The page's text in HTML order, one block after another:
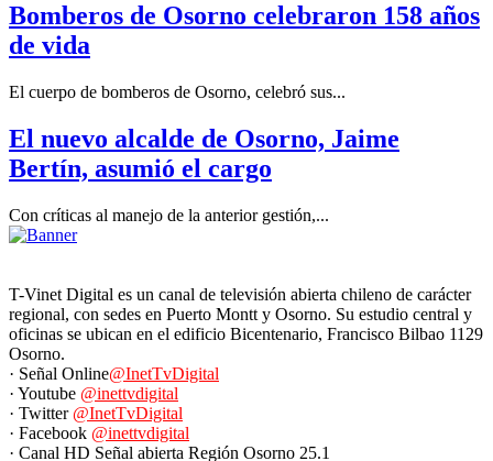
Bomberos de Osorno celebraron 158 años
de vida
El cuerpo de bomberos de Osorno, celebró sus...
El nuevo alcalde de Osorno, Jaime
Bertín, asumió el cargo
Con críticas al manejo de la anterior gestión,...
T-Vinet Digital es un canal de televisión abierta chileno de carácter
regional, con sedes en Puerto Montt y Osorno. Su estudio central y
oficinas se ubican en el edificio Bicentenario, Francisco Bilbao 1129
Osorno.
· Señal Online@InetTvDigital
· Youtube @inettvdigital
· Twitter @InetTvDigital
· Facebook @inettvdigital
· Canal HD Señal abierta Región Osorno 25.1